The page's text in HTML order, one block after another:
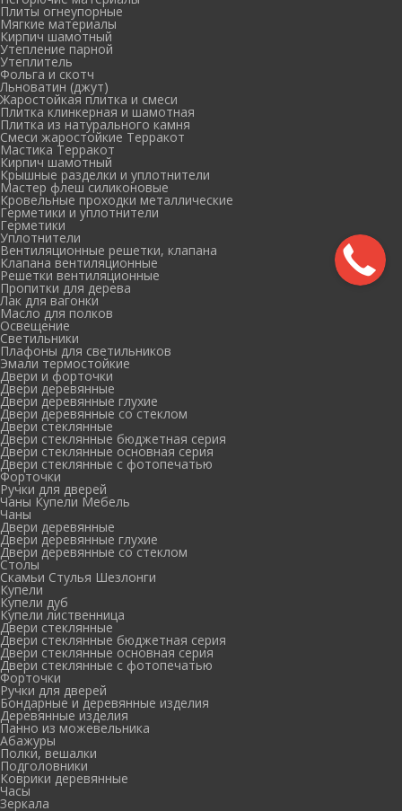
Плиты огнеупорные
Мягкие материалы
Кирпич шамотный
Утепление парной
Утеплитель
Фольга и скотч
Льноватин (джут)
Жаростойкая плитка и смеси
Плитка клинкерная и шамотная
Плитка из натурального камня
Смеси жаростойкие Терракот
Мастика Терракот
Кирпич шамотный
Крышные разделки и уплотнители
Мастер флеш силиконовые
Кровельные проходки металлические
Герметики и уплотнители
Герметики
Уплотнители
Вентиляционные решетки, клапана
Клапана вентиляционные
Решетки вентиляционные
Пропитки для дерева
Лак для вагонки
Масло для полков
Освещение
Светильники
Плафоны для светильников
Эмали термостойкие
Двери и форточки
Двери деревянные
Двери деревянные глухие
Двери деревянные со стеклом
Двери стеклянные
Двери стеклянные бюджетная серия
Двери стеклянные основная серия
Двери стеклянные с фотопечатью
Форточки
Ручки для дверей
Чаны Купели Мебель
Чаны
Двери деревянные
Двери деревянные глухие
Двери деревянные со стеклом
Столы
Скамьи Стулья Шезлонги
Купели
Купели дуб
Купели лиственница
Двери стеклянные
Двери стеклянные бюджетная серия
Двери стеклянные основная серия
Двери стеклянные с фотопечатью
Форточки
Ручки для дверей
Бондарные и деревянные изделия
Деревянные изделия
Панно из можевельника
Абажуры
Полки, вешалки
Подголовники
Коврики деревянные
Часы
Зеркала